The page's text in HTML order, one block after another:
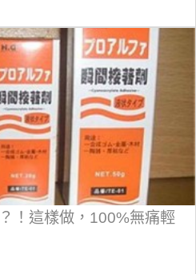
！這樣做，100%無痛輕